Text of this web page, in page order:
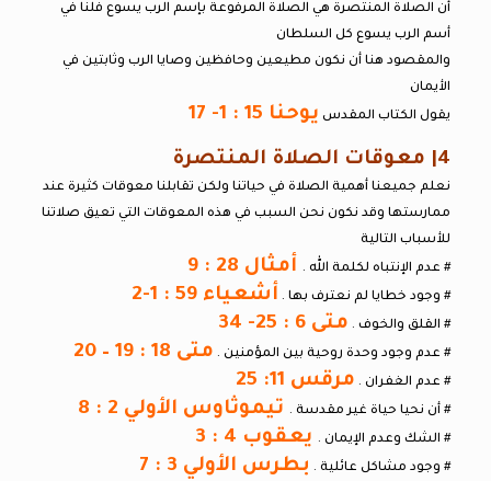
أن الصلاة المنتصرة هي الصلاة المرفوعة بإسم الرب يسوع فلنا في
أسم الرب يسوع كل السلطان
والمقصود هنا أن نكون مطيعين وحافظين وصايا الرب وثابتين في
الأيمان
يقول الكتاب المقدس يوحنا 15 : 1- 17
4| معوقات الصلاة المنتصرة
نعلم جميعنا أهمية الصلاة في حياتنا ولكن تقابلنا معوقات كثيرة عند
ممارستها وقد نكون نحن السبب في هذه المعوقات التي تعيق صلاتنا
للأسباب التالية
# عدم الإنتباه لكلمة الله . أمثال 28 : 9
# وجود خطايا لم نعترف بها . أشعياء 59 : 1-2
# القلق والخوف . متى 6 : 25- 34
# عدم وجود وحدة روحية بين المؤمنين . متى 18 : 19 – 20
# عدم الغفران . مرقس 11: 25
# أن نحيا حياة غير مقدسة . تيموثاوس الأولي 2 : 8
# الشك وعدم الإيمان . يعقوب 4 : 3
# وجود مشاكل عائلية . بطرس الأولي 3 : 7